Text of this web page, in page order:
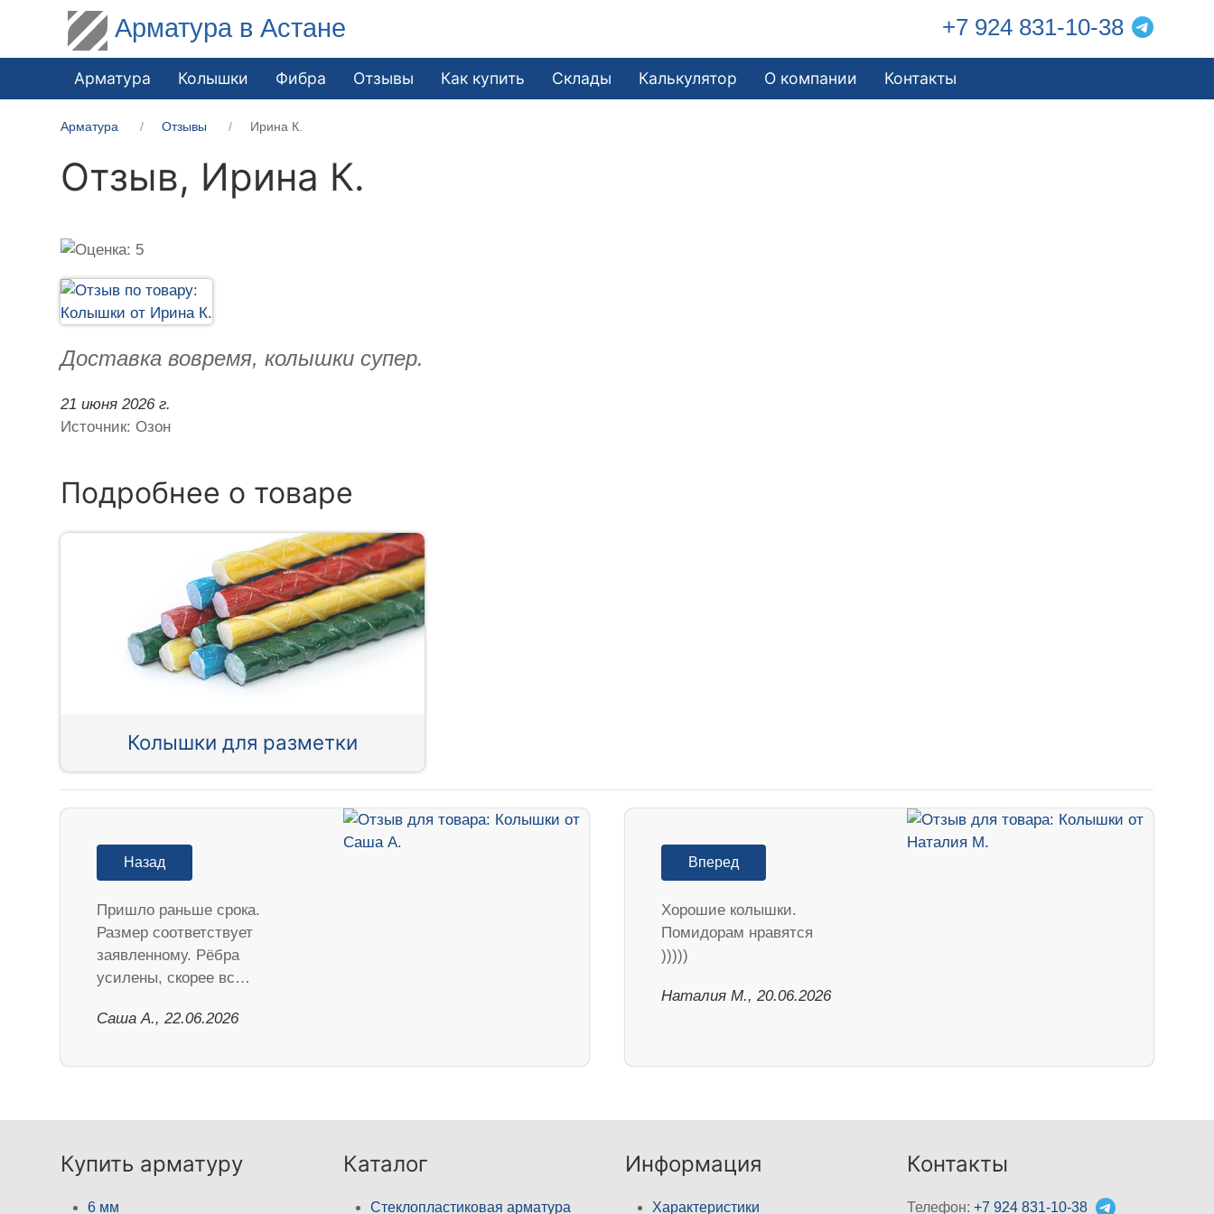
Арматура в Астане +7 924 831-10-38
Арматура Колышки Фибра Отзывы Как купить Склады Калькулятор О компании Контакты
Арматура Отзывы Ирина К.
Отзыв, Ирина К.
Доставка вовремя, колышки супер.
21 июня 2026 г.
Источник: Озон
Подробнее о товаре
Колышки для разметки
Назад
Пришло раньше срока.
Размер соответствует
заявленному. Рёбра
усилены, скорее вс…
Саша А., 22.06.2026
Вперед
Хорошие колышки.
Помидорам нравятся
)))))
Наталия М., 20.06.2026
Купить арматуру
6 мм
Каталог
Стеклопластиковая арматура
Информация
Характеристики
Контакты
Телефон:+7 924 831-10-38